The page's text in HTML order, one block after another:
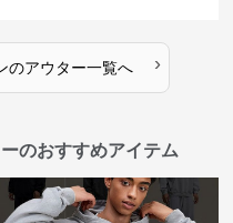
のアウター一覧へ ›
のおすすめアイテム